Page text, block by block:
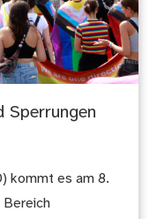
Sperrungen
kommt es am 8.
Bereich